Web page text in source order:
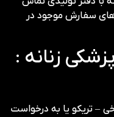
های سفارش موجود در
زنانه :
– تریکو یا به درخواست